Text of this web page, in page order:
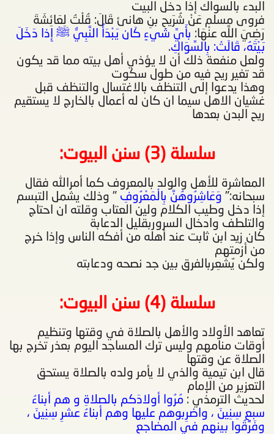
البدء بالسواك إذا دخل البيت
فروى مسلم عَنْ شُرَيحِ بنِ هانئ قَالَ: قُلْتُ لِعَائِشَةَ
رَضِيَ اللَّه عنْهَا: بأَيِّ شيءٍ كَان يَبْدَأُ النَّبِيُّ ﷺ إِذا دَخَلَ
بَيْتَهُ، قَالَتْ: بِالسِّوَاكِ.
ولعل منفعة ذلك أن لا يؤذي أهل بيته مما قد يكون
قد تغير ريح فيه من طول سكوت
‏وهذا يدعوا إلى التنظف بالاغتسال والتنظف قبل
غشيان الاهل سيما ان كان له أعمال بالخارج لا يستقيم
ريح البدن بعدها
سلسلة (3) سنن البيوت :
المعاشرة للأهل والولد بالمعروف كما أمرالله فقال
سبحانه:" وَعَاشِرُوهُنَّ بِالْمَعْرُوفِ " وذلك يشمل التبسم
إذا دخل وطيب الكلام ولين العتاب وقلته ان احتاج
والتلطف وادخال السروربقليل الدعابة
كان زيد ابن ثابت عند أهله من أفكه الناس وإذا خرج
من أزمتهم
ولكن يٌشعِربالفرق بين جد نصحه ودعابته
سلسلة (4) سنن البيوت :
تعاهد الأولاد والأهل بالصلاة في وقتها وتنظيم
أوقات منامهم وليس ترك المساجد اليوم بعذر تخرج بها
الصلاة عن وقتها
قال ابن تيمية والذي لا يأمر ولده بالصلاة يستحق
التعزير من الإمام
لحديث الترمذي : مُرُوا أولادَكم بالصلاةِ و هم أبناءُ
سبعِ سِنِينَ ، واضرِبوهم عليها وهم أبناءُ عشرِ سِنِينَ ،
وفَرِّقُوا بينهم في المضاجعِ